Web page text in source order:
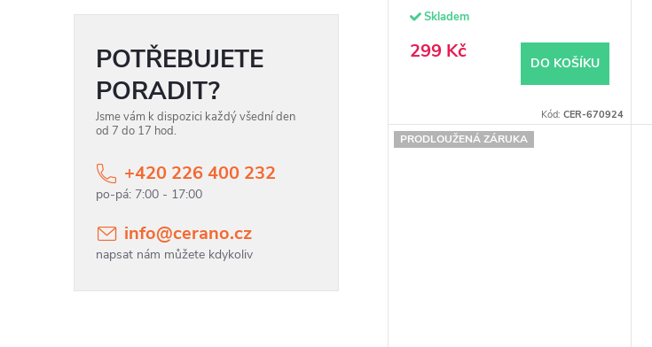
POTŘEBUJETE
PORADIT?
Jsme vám k dispozici každý všední den
od 7 do 17 hod.
info@cerano.cz
+420 226 400 232
ů
Skladem
299 Kč
DO KOŠÍKU
Kód:CER-670924
PRODLOUŽENÁ ZÁRUKA